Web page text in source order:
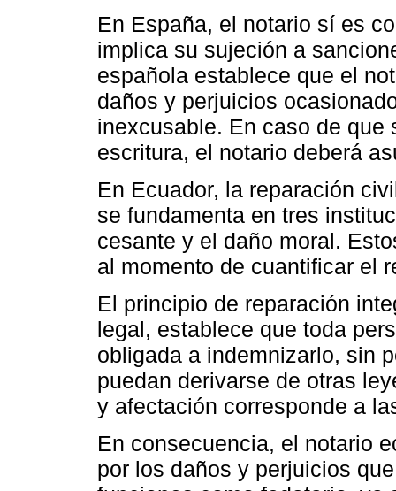
En España, el notario sí es
implica su sujeción a
española establece que el
daños y perjuicios
inexcusable. En caso de que
escritura, el notario deberá
En Ecuador, la reparación
se fundamenta en tres
cesante y el daño moral.
al momento de cuantificar el
El principio de reparación
legal, establece que toda
obligada a indemnizarlo, sin
puedan derivarse de otras
y afectación corresponde a
En consecuencia, el notario
por los daños y perjuicios